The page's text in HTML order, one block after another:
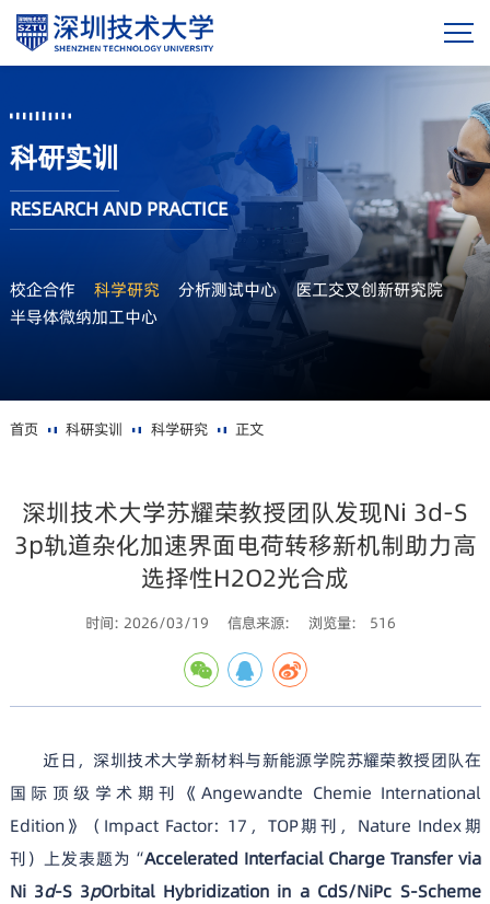
科研实训
RESEARCH AND PRACTICE
校企合作 科学研究 分析测试中心
医工交叉创新研究院
半导体微纳加工中心
首页 科研实训 科学研究 正文
深圳技术大学苏耀荣教授团队发现Ni 3d-S
3p轨道杂化加速界面电荷转移新机制助力高
选择性H2O2光合成
时间: 2026/03/19 信息来源: 浏览量: 516
近日，深圳技术大学新材料与新能源学院苏耀荣教授团队在
国际顶级学术期刊《Angewandte Chemie International
Edition》（Impact Factor: 17，TOP期刊，Nature Index期
刊）上发表题为“Accelerated Interfacial Charge Transfer via
Ni 3d-S 3pOrbital Hybridization in a CdS/NiPc S-Scheme